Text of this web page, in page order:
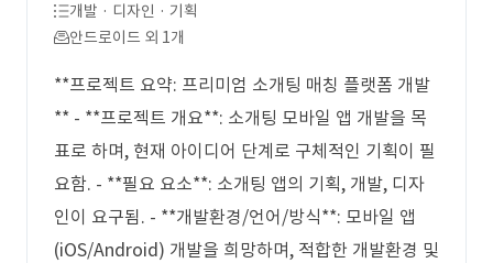
개발 · 디자인 · 기획
안드로이드 외 1개
**프로젝트 요약: 프리미엄 소개팅 매칭 플랫폼 개발
** - **프로젝트 개요**: 소개팅 모바일 앱 개발을 목
표로 하며, 현재 아이디어 단계로 구체적인 기획이 필
요함. - **필요 요소**: 소개팅 앱의 기획, 개발, 디자
인이 요구됨. - **개발환경/언어/방식**: 모바일 앱
(iOS/Android) 개발을 희망하며, 적합한 개발환경 및